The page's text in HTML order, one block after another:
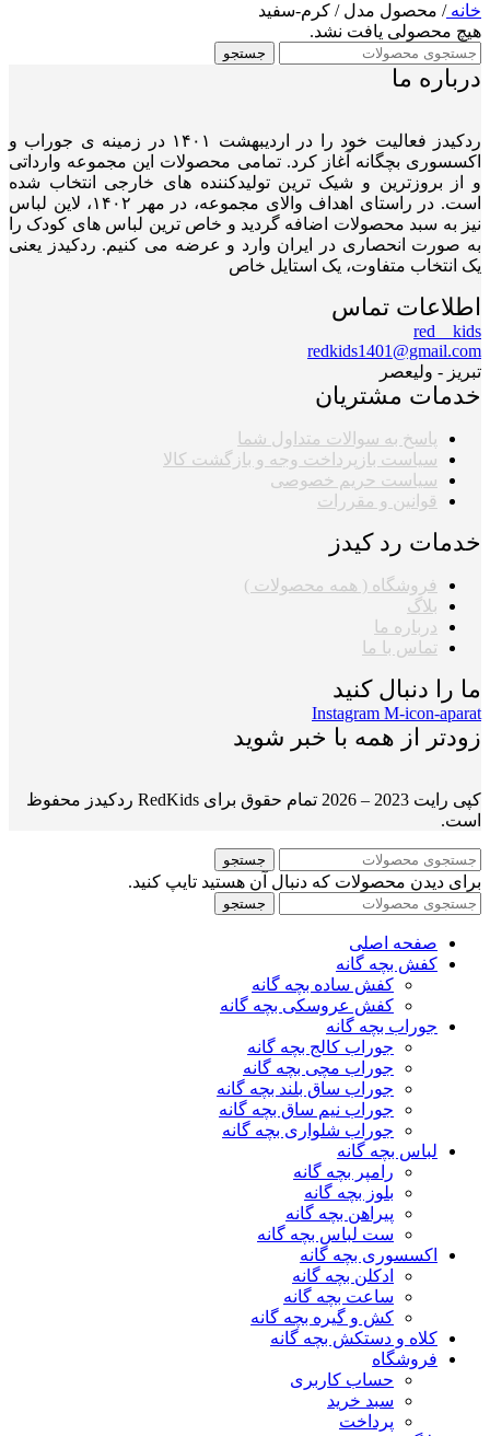
خانه/ محصول مدل/ کرم-سفید
هیچ محصولی یافت نشد.
جستجو
درباره ما
ردکیدز فعالیت خود را در اردیبهشت ۱۴۰۱ در زمینه ی جوراب و
اکسسوری بچگانه آغاز کرد. تمامی محصولات این مجموعه وارداتی
و از بروزترین و شیک ترین تولیدکننده های خارجی انتخاب شده
است. در راستای اهداف والای مجموعه، در مهر ۱۴۰۲، لاین لباس
نیز به سبد محصولات اضافه گردید و خاص ترین لباس های کودک را
به صورت انحصاری در ایران وارد و عرضه می کنیم. ردکیدز یعنی
یک انتخاب متفاوت، یک استایل خاص
اطلاعات تماس
red__kids
redkids1401@gmail.com
تبریز - ولیعصر
خدمات مشتریان
پاسخ به سوالات متداول شما
سیاست بازپرداخت وجه و بازگشت کالا
سیاست حریم خصوصی
قوانین و مقررات
خدمات رد کیدز
فروشگاه ( همه محصولات )
بلاگ
درباره ما
تماس با ما
ما را دنبال کنید
Instagram M-icon-aparat
زودتر از همه با خبر شوید
کپی رایت 2023 – 2026 تمام حقوق برای RedKids ردکیدز محفوظ
است.
جستجو
برای دیدن محصولات که دنبال آن هستید تایپ کنید.
جستجو
صفحه اصلی
کفش بچه گانه
کفش ساده بچه گانه
کفش عروسکی بچه گانه
جوراب بچه گانه
جوراب کالج بچه گانه
جوراب مچی بچه گانه
جوراب ساق بلند بچه گانه
جوراب نیم ساق بچه گانه
جوراب شلواری بچه گانه
لباس بچه گانه
رامپر بچه گانه
بلوز بچه گانه
پیراهن بچه گانه
ست لباس بچه گانه
اکسسوری بچه گانه
ادکلن بچه گانه
ساعت بچه گانه
کش و گیره بچه گانه
کلاه و دستکش بچه گانه
فروشگاه
حساب کاربری
سبد خرید
پرداخت